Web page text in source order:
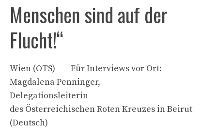
Menschen sind auf der
Flucht!“
Wien (OTS) – – Für Interviews vor Ort:
Magdalena Penninger,
Delegationsleiterin
des Österreichischen Roten Kreuzes in Beirut
(Deutsch)